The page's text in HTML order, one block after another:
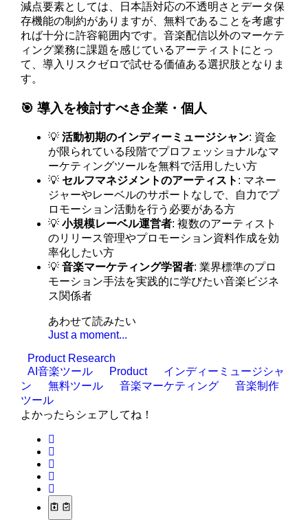
減点要素としては、日本語対応の不透明さとデータ保
存機能の制約がありますが、無料であることを考慮す
れば十分に許容範囲内です。音楽配信以外のマーケテ
ィング業務に課題を感じているアーティストにとっ
て、導入リスクゼロで試せる価値ある選択肢となりま
す。
🎯 導入を検討すべき企業・個人
💡活動初期のインディーミュージシャン: 資金
が限られている段階でプロフェッショナルなマ
ーケティングツールを無料で活用したい方
💡 セルフマネジメントのアーティスト : マネー
ジャーやレーベルのサポートなしで、自力でプ
ロモーション活動を行う必要がある方
💡小規模レーベル運営者: 複数のアーティスト
のリリース管理やプロモーション資料作成を効
率化したい方
💡音楽マーケティング学習者: 業界標準のプロ
モーション手法を実践的に学びたい音楽ビジネ
ス関係者
あわせて読みたい
Just a moment...
Product Research
AI音楽ツール
Product
インディーミュージシャ
ン
無料ツール 音楽マーケティング
音楽制作
ツール
よかったらシェアしてね！